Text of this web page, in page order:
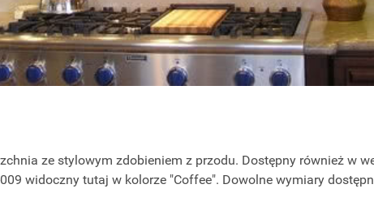
ze stylowym zdobieniem z przodu. Dostępny również w
widoczny tutaj w kolorze "Coffee". Dowolne wymiary